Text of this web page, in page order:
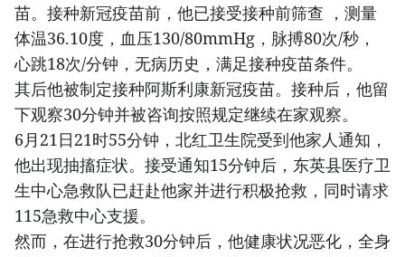
苗。接种新冠疫苗前，他已接受接种前筛查 ，测量
体温36.10度，血压130/80mmHg，脉搏80次/秒，
心跳18次/分钟，无病历史，满足接种疫苗条件。
其后他被制定接种阿斯利康新冠疫苗。接种后，他留
下观察30分钟并被咨询按照规定继续在家观察。
6月21日21时55分钟，北红卫生院受到他家人通知，
他出现抽搐症状。接受通知15分钟后，东英县医疗卫
生中心急救队已赶赴他家并进行积极抢救，同时请求
115急救中心支援。
然而，在进行抢救30分钟后，他健康状况恶化，全身